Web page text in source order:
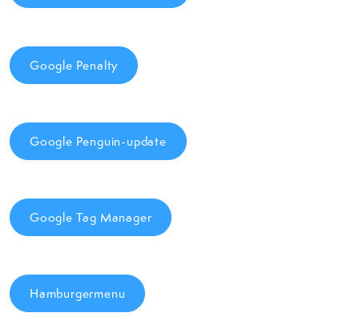
Google Penalty
Google Penguin-update
Google Tag Manager
Hamburgermenu